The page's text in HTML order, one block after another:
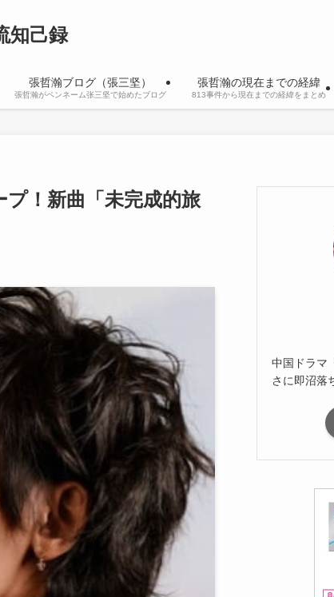
知己録
張哲瀚ブログ（張三坚）
張哲瀚がペンネーム张三坚で始めたブログ
張哲瀚の現在までの経緯
813事件から現在までの経緯をまとめ
！新曲「未完成的旅
中国ドラマ
さに即沼落